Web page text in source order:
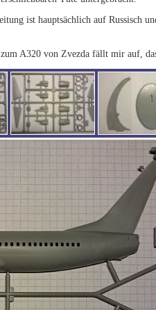
ist hauptsächlich auf Russisch
A320 von Zvezda fällt mir auf,